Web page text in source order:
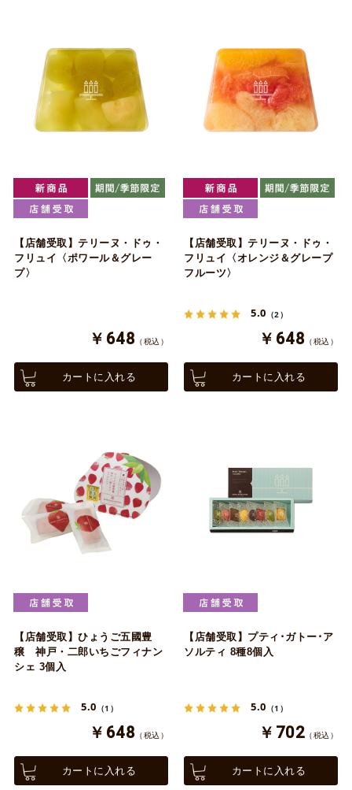
【店舗受取】テリーヌ・ドゥ・
フリュイ〈ポワール＆グレー
プ〉
￥648 （税込）
カートに入れる
【店舗受取】テリーヌ・ドゥ・
フリュイ〈オレンジ＆グレープ
フルーツ〉
5.0 （2）
￥648 （税込）
カートに入れる
【店舗受取】ひょうご五國豊
穣 神戸・二郎いちごフィナン
シェ 3個入
5.0 （1）
￥648 （税込）
カートに入れる
【店舗受取】プティ･ガトー･ア
ソルティ 8種8個入
5.0 （1）
￥702 （税込）
カートに入れる